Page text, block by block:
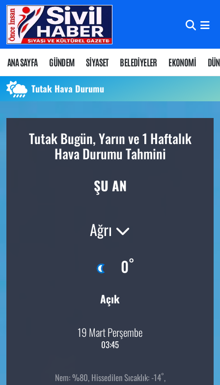
ANA SAYFA GÜNDEM SİYASET BELEDİYELER EKONOMİ
Tutak Hava Durumu
Tutak Bugün, Yarın ve 1 Haftalık
Hava Durumu Tahmini
ŞU AN
Ağrı
0°
Açık
19 Mart Perşembe
03:45
Nem: %80, Hissedilen Sıcaklık: -14°,
Nöbetçi Eczaneler
Hava Durumu
Namaz Vakitleri
Süper Lig Puan Durumu ve Fikstür
Tüm Manşetler
Son Dakika Haberleri